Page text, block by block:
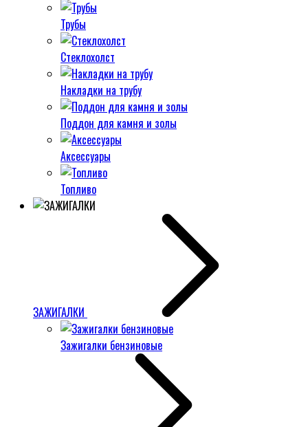
Трубы
Стеклохолст
Накладки на трубу
Поддон для камня и золы
Аксессуары
Топливо
ЗАЖИГАЛКИ
Зажигалки бензиновые